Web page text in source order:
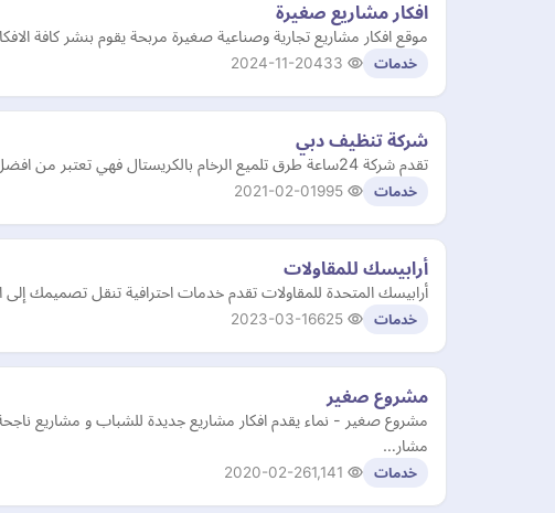
افكار مشاريع صغيرة
موقع افكار مشاريع تجارية وصناعية صغيرة مربحة يقوم بنشر كافة
خدمات 2024-11-20
شركة تنظيف دبي
تقدم شركة 24ساعة طرق تلميع الرخام بالكريستال فهي تعتبر من افضل شركات تلميع الرخام . كما نقدم لكم خدمات التنظيف والتعقيم والتطهير للحفاظ على نظافة المنازل والفنادق و الفلل والشركات…
خدمات 2021-02-01
أرابيسك للمقاولات
أرابيسك المتحدة للمقاولات تقدم خدمات احترافية تنقل تصميمك إلى
خدمات 2023-03-16
مشروع صغير
مشروع صغير - نماء يقدم افكار مشاريع جديدة للشباب و مشاريع
مشار…
خدمات 2020-02-26